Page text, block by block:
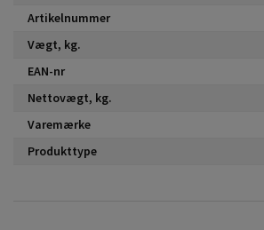
Artikelnummer
Vægt, kg.
EAN-nr
Nettovægt, kg.
Varemærke
Produkttype